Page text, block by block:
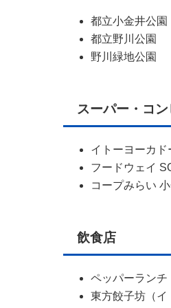
都立小金井公園
都立野川公園
野川緑地公園
スーパー・コン
イトーヨーカ
フードウェイ
コープみらい
飲食店
ペッパーランチ
東方餃子坊（イ